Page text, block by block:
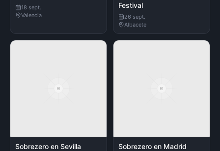
18 sept.
Valencia
Festival
26 sept.
Albacete
Sobrezero en Sevilla Sobrezero en Madrid